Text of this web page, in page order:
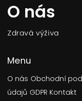
O nás
Zdravá výživa
Menu
O nás Obchodní
údajů GDPR Kontakt